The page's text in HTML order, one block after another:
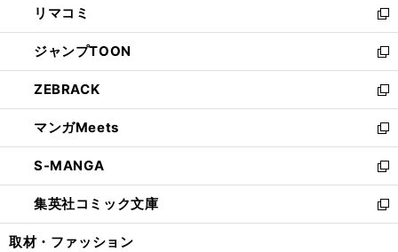
で
開
く
ド
ウ
で
開
く
ィ
ン
ド
ウ
で
開
く
い
ウ
ィ
ン
ド
ウ
で
開
く
リマコミ
新
し
い
ウ
ィ
ン
ド
ウ
で
開
く
ジャンプTOON
新
し
い
ウ
ィ
ン
ド
ウ
で
開
ZEBRACK
新
し
い
ウ
ィ
ン
ド
ウ
マンガMeets
新
し
い
ウ
ィ
ン
S-MANGA
新
し
い
ウ
集英社コミック文庫
新
し
取材・ファッション